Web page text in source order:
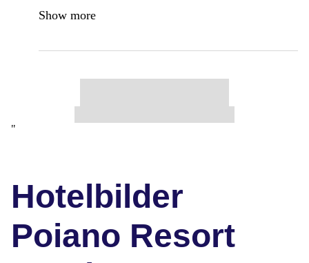
Show more
"
Hotelbilder
Poiano Resort